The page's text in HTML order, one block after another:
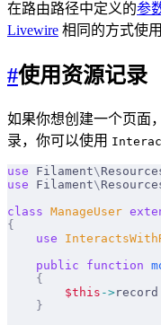
在路由路径中定义的参
Livewire 相同的方式使用
#使用资源记录
如果你想创建一个页面
录，你可以使用
use Filament\
use Filament\
class ManageUser
{
    use
    public
function
    {
        $this
->record
    }